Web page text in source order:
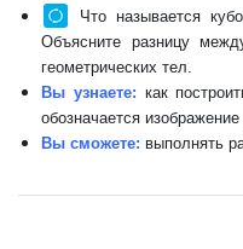
Что называется
Объясните разницу
геометрических тел.
Вы узнаете: как
обозначается
Вы сможете: выполнять